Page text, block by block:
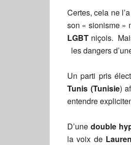
Certes, cela ne
son « sionisme »
LGBT niçois.
les dangers
Un parti pris
Tunis (Tunisie)
entendre
D’une double
la voix de